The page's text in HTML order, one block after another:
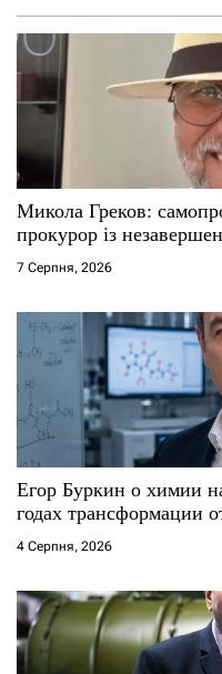
Микола Греков:
прокурор із
7 Серпня, 2026
Егор Буркин о химии
годах трансформации
4 Серпня, 2026